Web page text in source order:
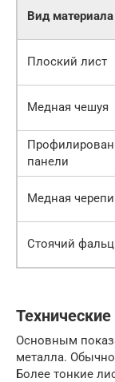
Вид материала
Плоский лист
Медная чешуя
панели
Медная
Стоячий фальц
Основным
металла.
Более тонкие